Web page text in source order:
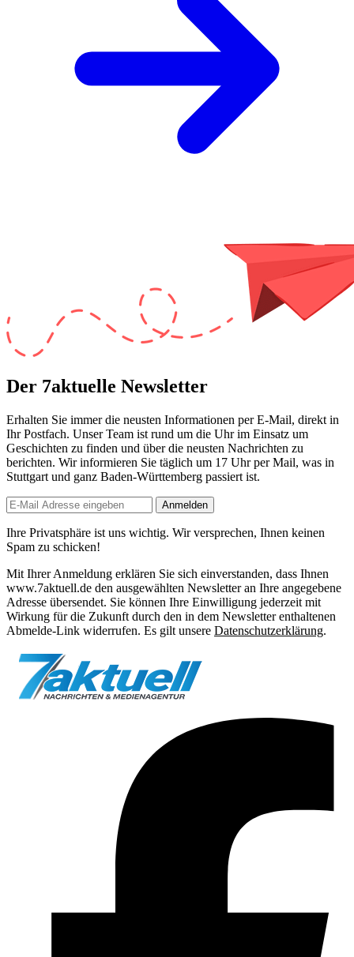
Der 7aktuelle Newsletter
Erhalten Sie immer die neusten Informationen per E-Mail, direkt in
Ihr Postfach. Unser Team ist rund um die Uhrim Einsatz um
Geschichten zu finden und über die neusten Nachrichten zu
berichten. Wir informieren Sie täglich um 17 Uhrper Mail, was in
Stuttgart und ganz Baden-Württemberg passiert ist.
Anmelden
Ihre Privatsphäre ist uns wichtig. Wir versprechen, Ihnen keinen
Spam zu schicken!
Mit Ihrer Anmeldung erklären Sie sich einverstanden, dass Ihnen
www.7aktuell.de den ausgewählten Newsletter an Ihre angegebene
Adresse übersendet. Sie können Ihre Einwilligung jederzeit mit
Wirkung für die Zukunft durch den in dem Newsletter enthaltenen
Abmelde-Link widerrufen. Es gilt unsere Datenschutzerklärung.